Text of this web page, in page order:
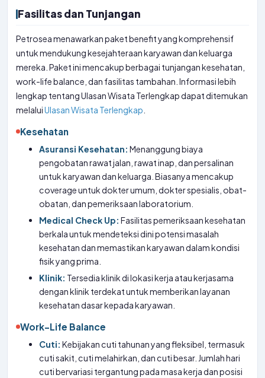
Fasilitas dan Tunjangan
Petrosea menawarkan paket benefit yang komprehensif
untuk mendukung kesejahteraan karyawan dan keluarga
mereka. Paket ini mencakup berbagai tunjangan kesehatan,
work-life balance, dan fasilitas tambahan. Informasi lebih
lengkap tentang Ulasan Wisata Terlengkap dapat ditemukan
melaluiUlasan Wisata Terlengkap
Kesehatan
Asuransi Kesehatan: Menanggung biaya
pengobatan rawat jalan, rawat inap, dan persalinan
untuk karyawan dan keluarga. Biasanya mencakup
coverage untuk dokter umum, dokter spesialis, obat-
obatan, dan pemeriksaan laboratorium.
Medical Check Up: Fasilitas pemeriksaan kesehatan
berkala untuk mendeteksi dini potensi masalah
kesehatan dan memastikan karyawan dalam kondisi
fisik yang prima.
Klinik: Tersedia klinik di lokasi kerja atau kerjasama
dengan klinik terdekat untuk memberikan layanan
kesehatan dasar kepada karyawan.
Work-Life Balance
Cuti: Kebijakan cuti tahunan yang fleksibel, termasuk
cuti sakit, cuti melahirkan, dan cuti besar. Jumlah hari
cuti bervariasi tergantung pada masa kerja dan posisi